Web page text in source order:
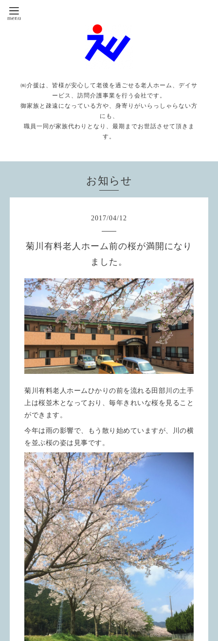
㈱介援は、皆様が安心して老後を過ごせる老人ホーム、デイサ
ービス、訪問介護事業を行う会社です。
御家族と疎遠になっている方や、身寄りがいらっしゃらない方
にも、
職員一同が家族代わりとなり、最期までお世話させて頂きま
す。
お知らせ
2017/04/12
菊川有料老人ホーム前の桜が満開になり
ました。
菊川有料老人ホームひかりの前を流れる田部川の土手
上は桜並木となっており、毎年きれいな桜を見ること
ができます。
今年は雨の影響で、もう散り始めていますが、川の横
を並ぶ桜の姿は見事です。